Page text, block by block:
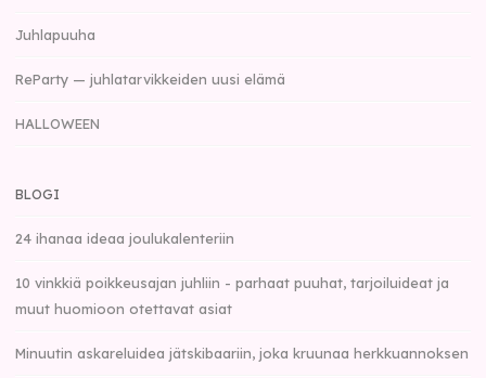
Juhlapuuha
ReParty — juhlatarvikkeiden uusi elämä
HALLOWEEN
BLOGI
24 ihanaa ideaa joulukalenteriin
10 vinkkiä poikkeusajan juhliin - parhaat puuhat, tarjoiluideat ja
muut huomioon otettavat asiat
Minuutin askareluidea jätskibaariin, joka kruunaa herkkuannoksen